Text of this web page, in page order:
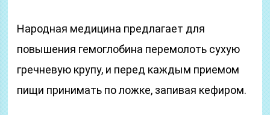
Народная медицина предлагает для
повышения гемоглобина перемолоть сухую
гречневую крупу, и перед каждым приемом
пищи принимать по ложке, запивая кефиром.